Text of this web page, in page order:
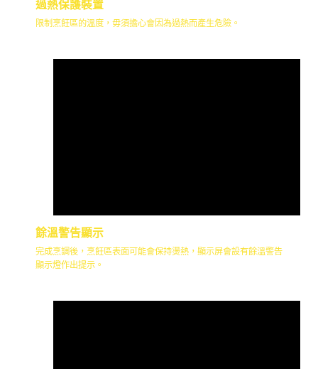
過熱保護裝置
限制烹飪區的溫度，毋須擔心會因為過熱而產生危險。
餘溫警告顯示
完成烹調後，烹飪區表面可能會保持燙熱，顯示屏會設有餘溫警告
顯示燈作出提示。